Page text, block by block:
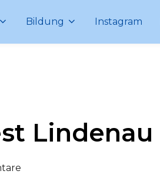
Bildung Instagram
Lindenau